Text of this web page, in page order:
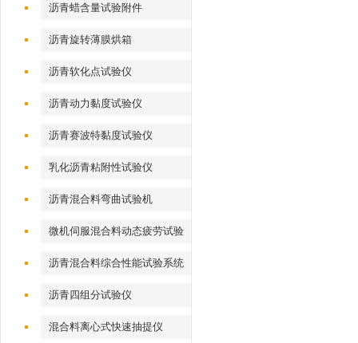
沥青蜡含量试验附件
沥青旋转薄膜烘箱
沥青软化点试验仪
沥青动力黏度试验仪
沥青赛波特黏度试验仪
乳化沥青粘附性试验仪
沥青混合料弯曲试验机
微机伺服混合料动态疲劳试验
机
沥青混合料综合性能试验系统
沥青四组分试验仪
混合料离心式快速抽提仪